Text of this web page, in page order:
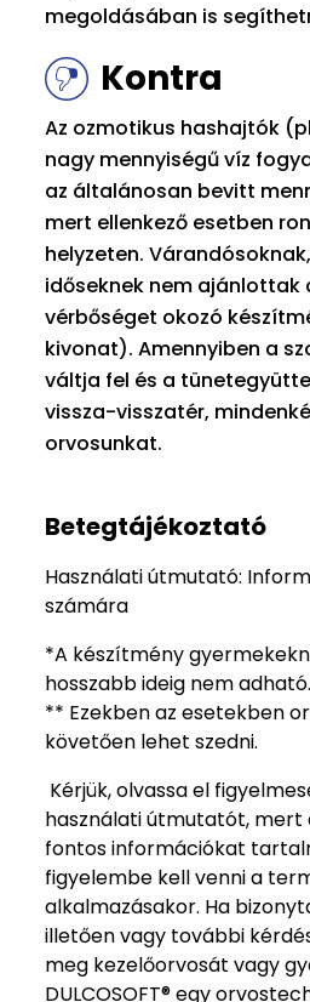
megoldásában is
Kontra
Az ozmotikus hashajtók
nagy mennyiségű víz
az általánosan bevitt
mert ellenkező esetben
helyzeten.
időseknek nem ajánlottak
vérbőséget okozó
kivonat). Amennyiben a
váltja fel és a
vissza-visszatér,
orvosunkat.
Betegtájékoztató
Használati útmutató:
számára
*A készítmény
hosszabb ideig nem adható.
** Ezekben az esetekben
követően lehet szedni.
Kérjük, olvassa el
használati útmutatót, mert
fontos információkat
figyelembe kell venni a
alkalmazásakor. Ha
illetően vagy további
meg kezelőorvosát vagy
DULCOSOFT® egy